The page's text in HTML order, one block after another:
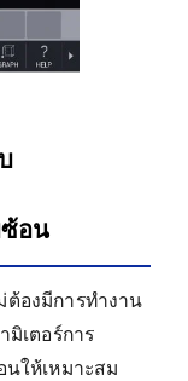
ซ้อน
องมีการทำงาน
เตอร์การ
ให้เหมาะสม